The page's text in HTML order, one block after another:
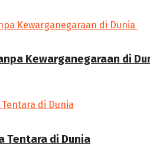
Kewarganegaraan di
Tentara di Dunia